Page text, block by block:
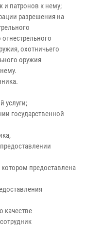
и патронов к нему;
разрешения на
охотничьего
оружия
услуги;
государственной
предоставлена
качестве